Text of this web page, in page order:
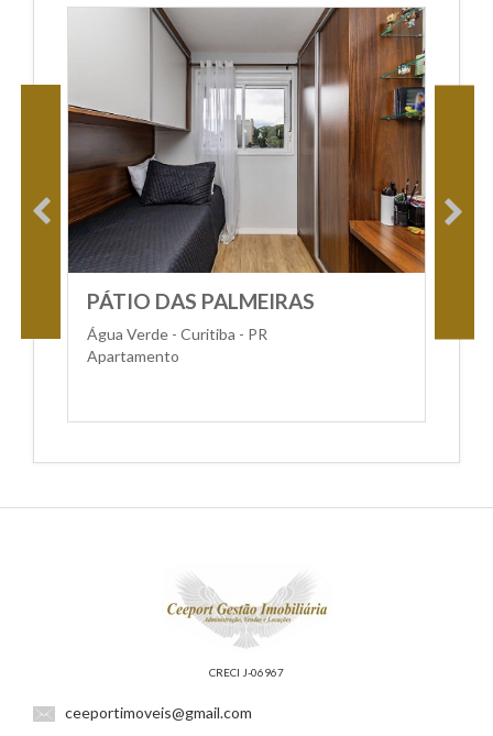
PÁTIO DAS PALMEIRAS
Água Verde - Curitiba - PR
Apartamento
CRECI J-06967
ceeportimoveis@gmail.com